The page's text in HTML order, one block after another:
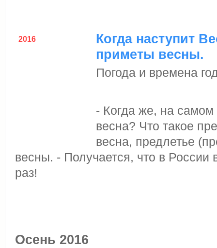
2016
Когда наступит
приметы весны.
Погода и времена
- Когда же, на самом
весна? Что такое
весна, предлетье
весны. - Получается, что в России
раз!
Осень 2016